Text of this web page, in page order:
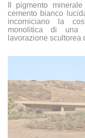
pigmento
cemento bianco
incorniciano la
monolitica di una
lavorazione scultorea